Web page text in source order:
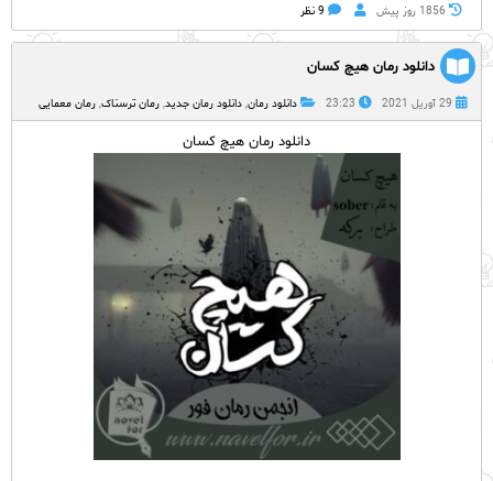
1856 روز پيش 9 نظر
دانلود رمان هیچ کسان
29 آوریل 2021 23:23 دانلود رمان, دانلود رمان جدید, رمان ترسناک, رمان معمایی
دانلود رمان هیچ کسان